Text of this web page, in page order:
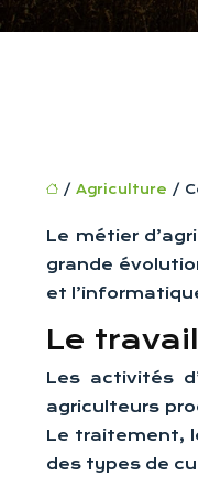
/ Agriculture /
Le métier
grande
et
Le
Les activités
agriculteurs
Le traitement,
des types de